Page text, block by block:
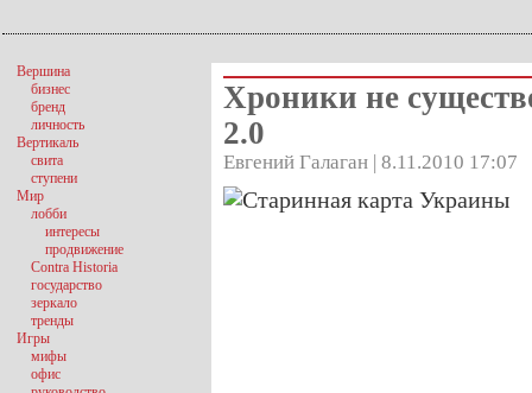
Хроники не
2.0
Евгений Галаган | 8.11.2010 17:07
Вершина
бизнес
бренд
личность
Вертикаль
свита
ступени
Мир
лобби
интересы
продвижение
Contra Historia
государство
зеркало
тренды
Игры
мифы
офис